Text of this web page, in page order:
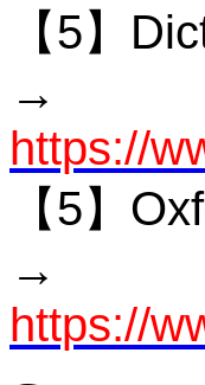
【5】
→
https://
【5】
→
https://